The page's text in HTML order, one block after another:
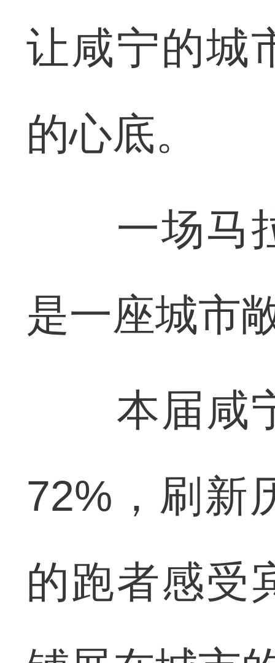
让咸宁的城
的心底。
一场马拉
是一座城市
本届咸宁
72%，刷新
的跑者感受